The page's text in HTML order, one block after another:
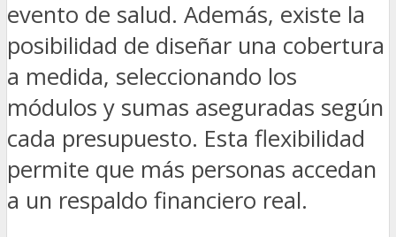
evento de salud. Además, existe la
posibilidad de diseñar una cobertura
a medida, seleccionando los
módulos y sumas aseguradas según
cada presupuesto. Esta flexibilidad
permite que más personas accedan
a un respaldo financiero real.